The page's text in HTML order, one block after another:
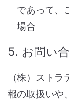
であって、
場合
5. お問い
（株）スト
報の取扱いや